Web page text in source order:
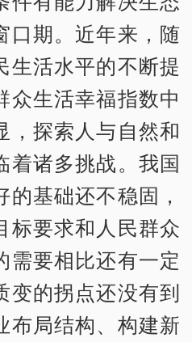
口期。近年来，随
生活水平的不断提
众生活幸福指数中
，探索人与自然和
着诸多挑战。我国
基础还不稳固，
标要求和人民群众
需要相比还有一定
变的拐点还没有到
布局结构、构建新